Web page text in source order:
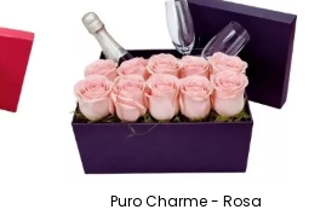
Puro Charme - Rosa